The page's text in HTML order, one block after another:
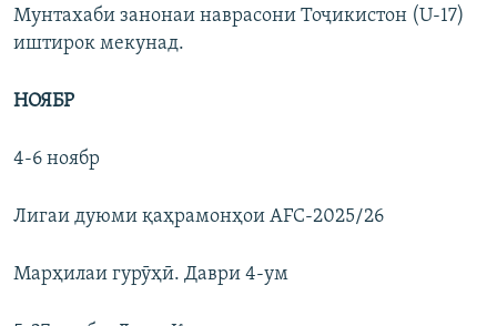
Мунтахаби занонаи наврасони Тоҷикистон (U-17)
иштирок мекунад.
НОЯБР
4-6 ноябр
Лигаи дуюми қаҳрамонҳои AFC-2025/26
Марҳилаи гурӯҳӣ. Даври 4-ум